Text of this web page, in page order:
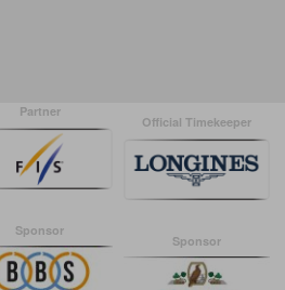
Partner
Official Timekeeper
Sponsor
Sponsor